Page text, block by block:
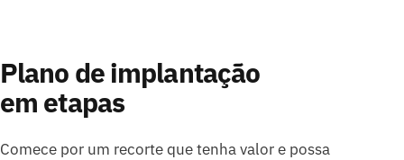
Plano de implantação
em etapas
Comece por um recorte que tenha valor e possa